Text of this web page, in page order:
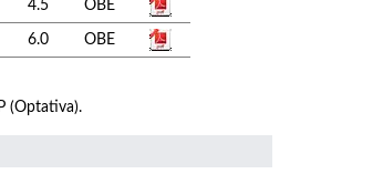
4.5 OBE
6.0 OBE
(Optativa).